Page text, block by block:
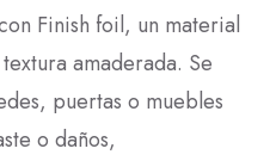
Finish foil, un material
amaderada. Se
puertas o muebles
o daños,